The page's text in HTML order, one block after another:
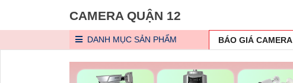
CAMERA QUẬN 12
DANH MỤC SẢN PHẨM BÁO GIÁ CAMERA